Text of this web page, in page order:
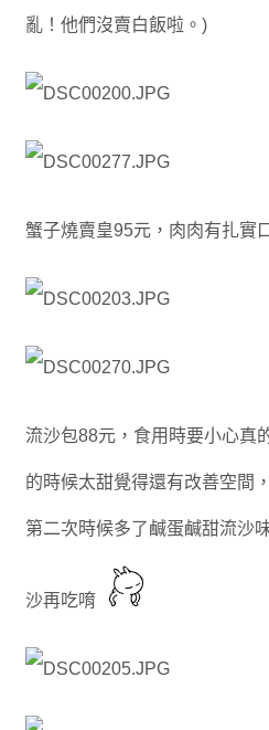
亂！他們沒賣白飯啦。)
蟹子燒賣皇95元，肉肉有扎實
流沙包88元，食用時要小心真
的時候太甜覺得還有改善空間
第二次時候多了鹹蛋鹹甜流沙
沙再吃唷